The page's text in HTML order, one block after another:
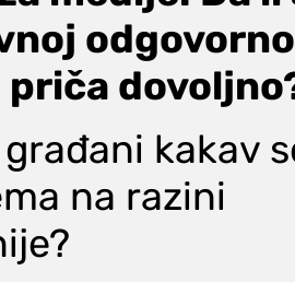
kakav
na razini